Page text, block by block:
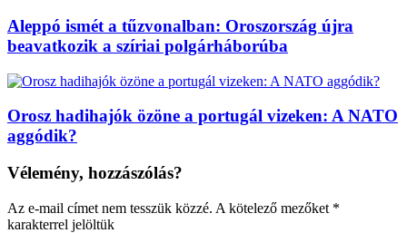
Aleppó ismét a tűzvonalban: Oroszország újra
beavatkozik a szíriai polgárháborúba
Orosz hadihajók özöne a portugál vizeken: A NATO
aggódik?
Vélemény, hozzászólás?
Az e-mail címet nem tesszük közzé. A kötelező mezőket *
karakterrel jelöltük